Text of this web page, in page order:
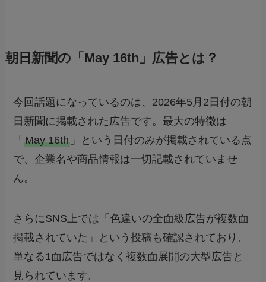
朝日新聞の「May 16th」広告とは？
今回話題になっているのは、2026年5月2日付の朝
日新聞に掲載された広告です。最大の特徴は
「May 16th 」という日付のみが掲載されている点
で、企業名や商品情報は一切記載されていませ
ん。
さらにSNS上では「色違いの全面級広告が複数面
掲載されていた」という投稿も確認されており、
単なる1面広告ではなく複数面展開の大型広告と
見られています。